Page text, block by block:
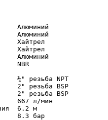
Алюминий
Алюминий
Хайтрел
Хайтрел
Алюминий
¾" резьба NPT
2" резьба BSP
2" резьба BSP
667 л/мин
6.2 м
8.3 бар